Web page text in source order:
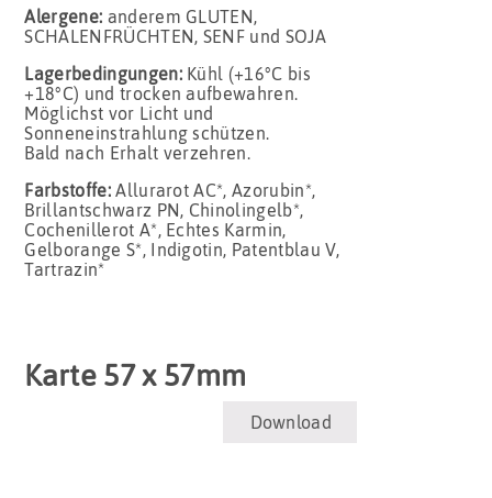
Alergene: anderem GLUTEN,
SCHALENFRÜCHTEN, SENF und SOJA
Lagerbedingungen: Kühl (+16°C bis
+18°C) und trocken aufbewahren.
Möglichst vor Licht und
Sonneneinstrahlung schützen.
Bald nach Erhalt verzehren.
Farbstoffe:Allurarot AC*, Azorubin*,
Brillantschwarz PN, Chinolingelb*,
Cochenillerot A*, Echtes Karmin,
Gelborange S*, Indigotin, Patentblau V,
Tartrazin*
Karte 57 x 57mm
Download